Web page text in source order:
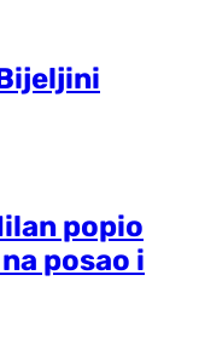
popio
posao i